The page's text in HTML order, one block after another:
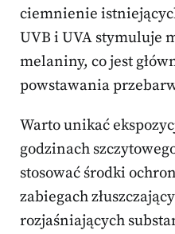
ciemnienie
UVB i UVA stymuluje
melaniny, co jest
powstawania
Warto unikać
godzinach
stosować środki
zabiegach
rozjaśniających